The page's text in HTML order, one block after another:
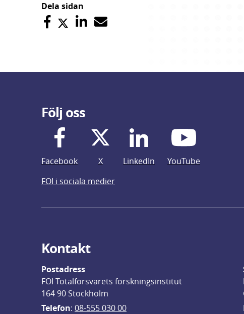
Dela sidan
Följ oss
Facebook X LinkedIn
YouTube
FOI i sociala medier
Kontakt
Postadress
FOI Totalförsvarets forskningsinstitut
164 90 Stockholm
Telefon: 08-555 030 00